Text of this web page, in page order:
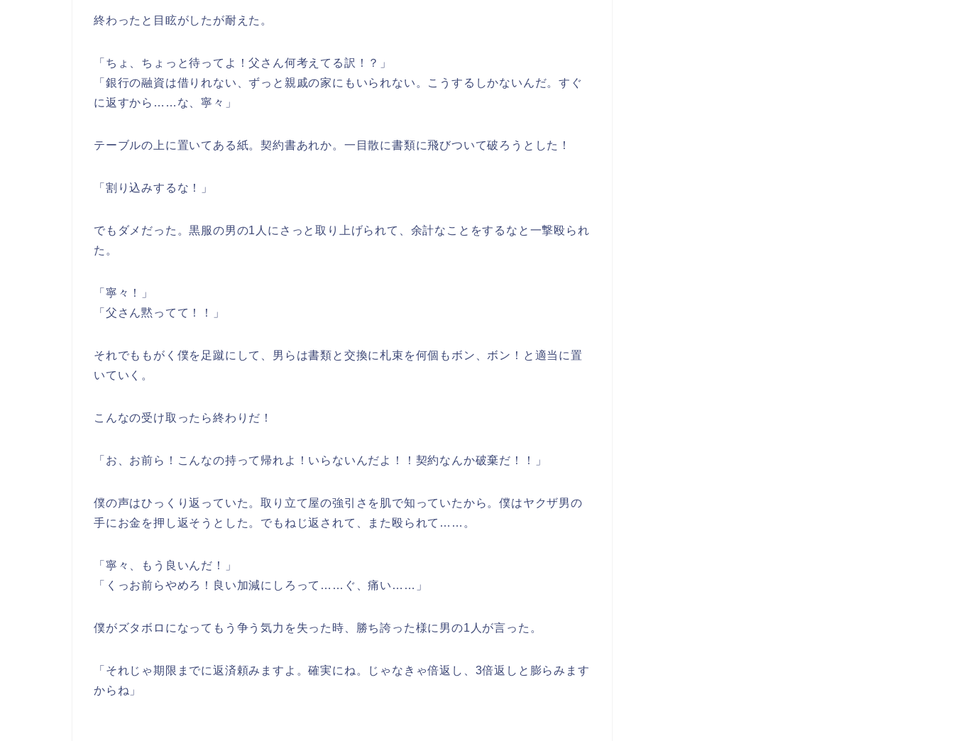
終わったと目眩がしたが耐えた。
「ちょ、ちょっと待ってよ！父さん何考えてる訳！？」
「銀行の融資は借りれない、ずっと親戚の家にもいられない。こうするしかないんだ。すぐ
に返すから……な、寧々」
テーブルの上に置いてある紙。契約書あれか。一目散に書類に飛びついて破ろうとした！
「割り込みするな！」
でもダメだった。黒服の男の1人にさっと取り上げられて、余計なことをするなと一撃殴られ
た。
「寧々！」
「父さん黙ってて！！」
それでももがく僕を足蹴にして、男らは書類と交換に札束を何個もボン、ボン！と適当に置
いていく。
こんなの受け取ったら終わりだ！
「お、お前ら！こんなの持って帰れよ！いらないんだよ！！契約なんか破棄だ！！」
僕の声はひっくり返っていた。取り立て屋の強引さを肌で知っていたから。僕はヤクザ男の
手にお金を押し返そうとした。でもねじ返されて、また殴られて……。
「寧々、もう良いんだ！」
「くっお前らやめろ！良い加減にしろって……ぐ、痛い……」
僕がズタボロになってもう争う気力を失った時、勝ち誇った様に男の1人が言った。
「それじゃ期限までに返済頼みますよ。確実にね。じゃなきゃ倍返し、3倍返しと膨らみます
からね」